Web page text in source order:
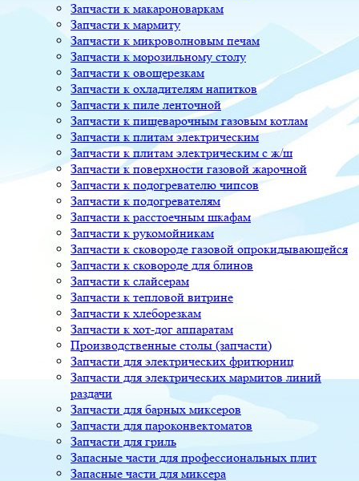
Запчасти к макароноваркам
Запчасти к мармиту
Запчасти к микроволновым печам
Запчасти к морозильному столу
Запчасти к овощерезкам
Запчасти к охладителям напитков
Запчасти к пиле ленточной
Запчасти к пищеварочным газовым котлам
Запчасти к плитам электрическим
Запчасти к плитам электрическим с ж/ш
Запчасти к поверхности газовой жарочной
Запчасти к подогревателю чипсов
Запчасти к подогревателям
Запчасти к расстоечным шкафам
Запчасти к рукомойникам
Запчасти к сковороде газовой опрокидывающейся
Запчасти к сковороде для блинов
Запчасти к слайсерам
Запчасти к тепловой витрине
Запчасти к хлеборезкам
Запчасти к хот-дог аппаратам
Производственные столы (запчасти)
Запчасти для электрических фритюрниц
Запчасти для электрических мармитов линий
раздачи
Запчасти для барных миксеров
Запчасти для пароконвектоматов
Запчасти для гриль
Запасные части для профессиональных плит
Запасные части для миксера